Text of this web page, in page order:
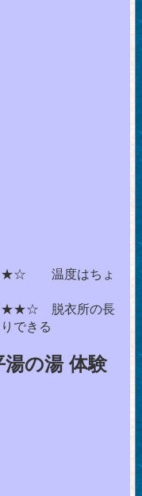
温度はちょ
脱衣所の長
できる
湯の湯 体験